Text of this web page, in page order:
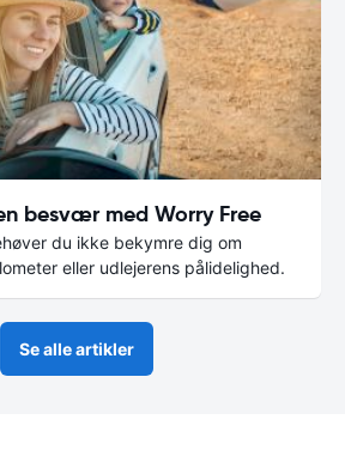
besvær med Worry Free
du ikke bekymre dig om
eller udlejerens pålidelighed.
Se alle artikler